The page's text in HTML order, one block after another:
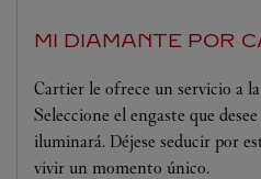
MI DIAMANTE POR
Cartier le ofrece un servicio a
Seleccione el engaste que
iluminará. Déjese seducir por
vivir un momento único.